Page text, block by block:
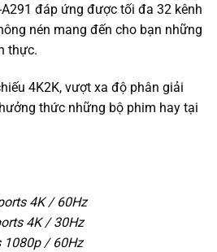
A291 đáp ứng được tối đa 32 kênh
nén mang đến cho bạn những
thực.
4K2K, vượt xa độ phân giải
thức những bộ phim hay tại
4K / 60Hz
4K / 30Hz
/ 60Hz